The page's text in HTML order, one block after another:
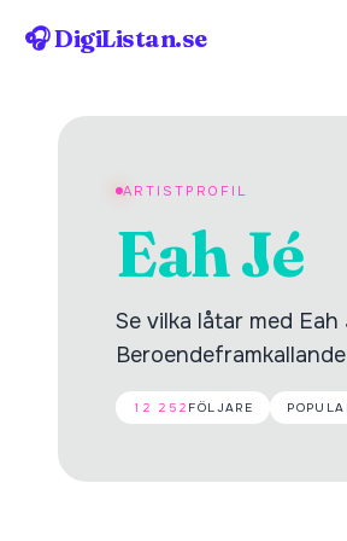
🎧 DigiListan.se
ARTISTPROFIL
Eah Jé
Se vilka låtar med
12 252 FÖLJARE